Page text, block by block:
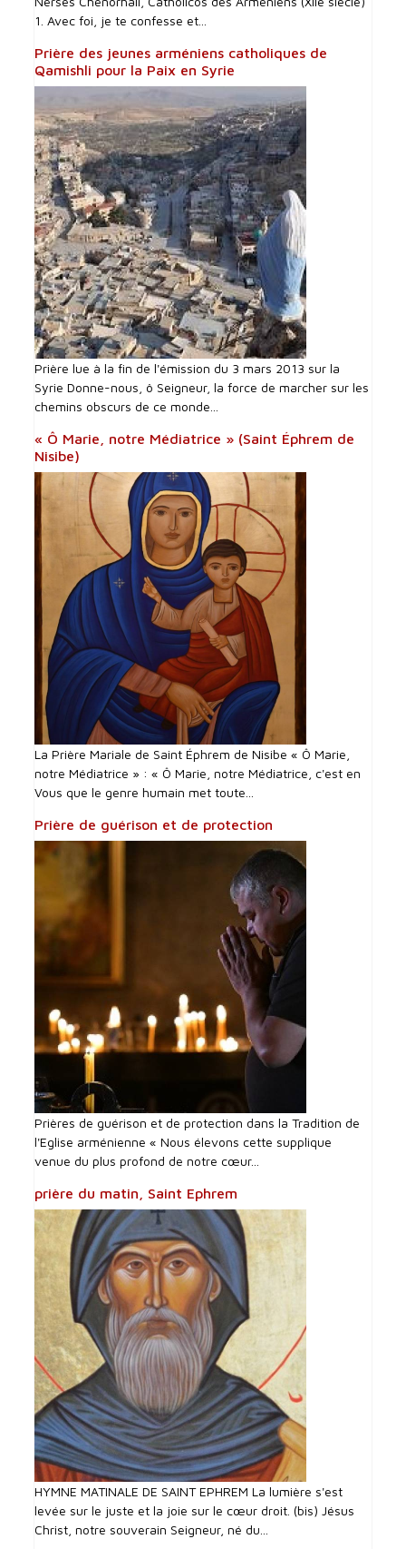
1. Avec foi, je te confesse et...
Prière des jeunes arméniens catholiques de
Qamishli pour la Paix en Syrie
Prière lue à la fin de l'émission du 3 mars 2013 sur la
Syrie Donne-nous, ô Seigneur, la force de marcher sur les
chemins obscurs de ce monde...
« Ô Marie, notre Médiatrice » (Saint Éphrem de
Nisibe)
La Prière Mariale de Saint Éphrem de Nisibe « Ô Marie,
notre Médiatrice » : « Ô Marie, notre Médiatrice, c'est en
Vous que le genre humain met toute...
Prière de guérison et de protection
Prières de guérison et de protection dans la Tradition de
l'Eglise arménienne « Nous élevons cette supplique
venue du plus profond de notre cœur...
prière du matin, Saint Ephrem
HYMNE MATINALE DE SAINT EPHREM La lumière s'est
levée sur le juste et la joie sur le cœur droit. (bis) Jésus
Christ, notre souverain Seigneur, né du...